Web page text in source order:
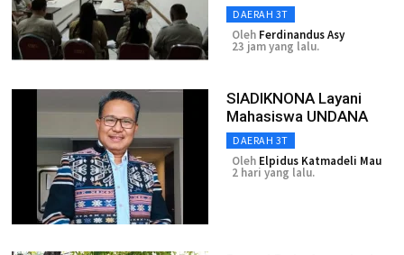
DAERAH 3T
Oleh Ferdinandus Asy
23 jam yang lalu.
SIADIKNONA Layani
Mahasiswa UNDANA
DAERAH 3T
Oleh Elpidus Katmadeli Mau
2 hari yang lalu.